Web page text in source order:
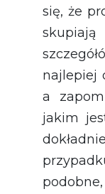
się, że
najlepiej
a
jakim